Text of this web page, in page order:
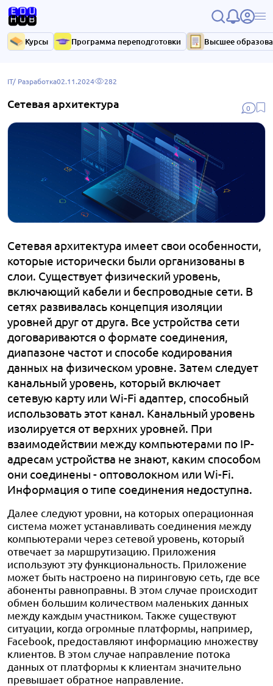
Курсы Программа переподготовки Высшее
0
IT/ Разработка02.11.2024 282
Сетевая архитектура
Сетевая архитектура имеет свои особенности,
которые исторически были организованы в
слои. Существует физический уровень,
включающий кабели и беспроводные сети. В
сетях развивалась концепция изоляции
уровней друг от друга. Все устройства сети
договариваются о формате соединения,
диапазоне частот и способе кодирования
данных на физическом уровне. Затем следует
канальный уровень, который включает
сетевую карту или Wi-Fi адаптер, способный
использовать этот канал. Канальный уровень
изолируется от верхних уровней. При
взаимодействии между компьютерами по IP-
адресам устройства не знают, каким способом
они соединены - оптоволокном или Wi-Fi.
Информация о типе соединения недоступна.
Далее следуют уровни, на которых операционная
система может устанавливать соединения между
компьютерами через сетевой уровень, который
отвечает за маршрутизацию. Приложения
используют эту функциональность. Приложение
может быть настроено на пиринговую сеть, где все
абоненты равноправны. В этом случае происходит
обмен большим количеством маленьких данных
между каждым участником. Также существуют
ситуации, когда огромные платформы, например,
Facebook, предоставляют информацию множеству
клиентов. В этом случае направление потока
данных от платформы к клиентам значительно
превышает обратное направление.